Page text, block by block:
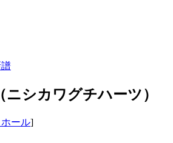
ニシカワグチハーツ）
ール]